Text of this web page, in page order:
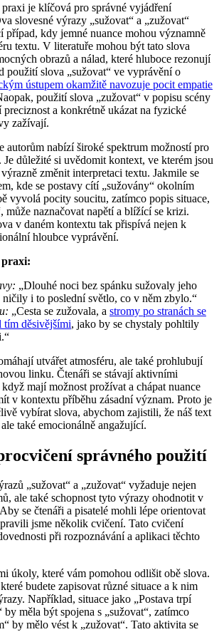
je klíčová pro správné vyjádření
slovesné výrazy „sužovat“ a „zužovat“
případ, kdy jemné nuance mohou významně
textu. V literatuře mohou být tato slova
obrazů a nálad, které hluboce rezonují
použití slova „sužovat“ ve vyprávění o
ústupem okamžitě navozuje pocit empatie
použití slova „zužovat“ v popisu scény
a konkrétně ukázat na fyzické
zažívají.
autorům nabízí široké spektrum možností pro
důležité si uvědomit kontext, ve kterém jsou
změnit interpretaci textu. Jakmile se
kde se postavy cítí „sužovány“ okolním
vyvolá pocity soucitu, zatímco popis situace,
může naznačovat napětí a blížící se krizi.
v daném kontextu tak přispívá nejen k
hloubce vyprávění.
„Dlouhé noci bez spánku sužovaly jeho
ničily i to poslední světlo, co v něm zbylo.“
„Cesta se zužovala, a stromy po stranách se
tím děsivějšími, jako by se chystaly pohltily
utvářet atmosféru, ale také prohlubují
linku. Čtenáři se stávají aktivními
mají možnost prožívat a chápat nuance
v kontextu příběhu zásadní význam. Proto je
vybírat slova, abychom zajistili, že náš text
také emocionálně angažující.
správného použití
„sužovat“ a „zužovat“ vyžaduje nejen
ale také schopnost tyto výrazy ohodnotit v
se čtenáři a pisatelé mohli lépe orientovat
jsme několik cvičení. Tato cvičení
při rozpoznávání a aplikaci těchto
úkoly, které vám pomohou odlišit obě slova.
budete zapisovat různé situace a k nim
Například, situace jako „Postava trpí
by měla být spojena s „sužovat“, zatímco
by mělo vést k „zužovat“. Tato aktivita se